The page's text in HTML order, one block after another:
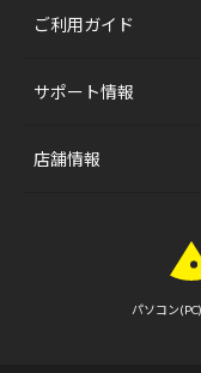
ご利用ガイド
サポート情報
店舗情報
パソコン